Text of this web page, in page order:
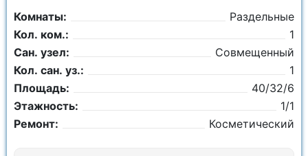
Комнаты:
Раздельные
Кол. ком.:
1
Сан. узел:
Совмещенный
Кол. сан. уз.:
1
Площадь:
40/32/6
Этажность:
1/1
Ремонт:
Косметический